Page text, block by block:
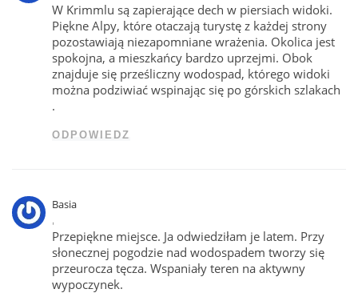
W Krimmlu są zapierające dech w piersiach widoki.
Piękne Alpy, które otaczają turystę z każdej strony
pozostawiają niezapomniane wrażenia. Okolica jest
spokojna, a mieszkańcy bardzo uprzejmi. Obok
znajduje się prześliczny wodospad, którego widoki
można podziwiać wspinając się po górskich szlakach
.
ODPOWIEDZ
Basia
Przepiękne miejsce. Ja odwiedziłam je latem. Przy
słonecznej pogodzie nad wodospadem tworzy się
przeurocza tęcza. Wspaniały teren na aktywny
wypoczynek.